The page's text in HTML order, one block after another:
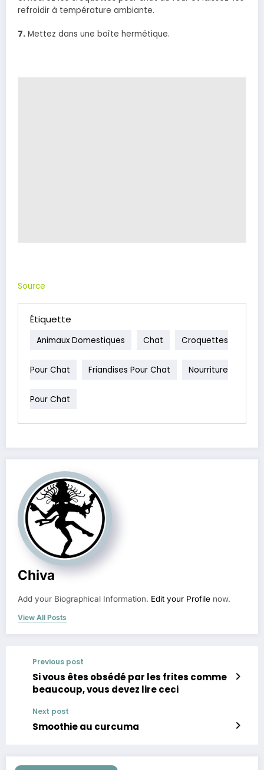
refroidir à température ambiante.
7. Mettez dans une boîte hermétique.
Source
Étiquette
Animaux Domestiques Chat Croquettes
Pour Chat Friandises Pour Chat Nourriture
Pour Chat
Chiva
Add your Biographical Information. Edit your Profile now.
View All Posts
Previous post
Si vous êtes obsédé par les frites comme
beaucoup, vous devez lire ceci
Next post
Smoothie au curcuma